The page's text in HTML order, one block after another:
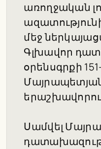
առողջական
մեջ
Գլխավոր
օրենսգրքի
Սամվել